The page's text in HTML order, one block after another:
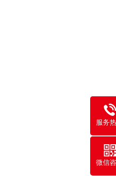
服务
微信